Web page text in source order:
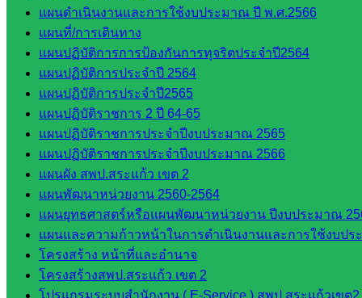
แผนดำเนินงานและการใช้งบประมาณ ปี พ.ศ.2566
แผนที่/การเดินทาง
แผนปฏิบัติการการป้องกันการทุจริตประจำปี2564
แผนปฏิบัติการประจำปี 2564
แผนปฏิบัติการประจำปี2565
แผนปฏิบัติราชการ 2 ปี 64-65
แผนปฏิบัติราชการประจำปีงบประมาณ 2565
แผนปฏิบัติราชการประจำปีงบประมาณ 2566
แผนผัง สพป.สระแก้ว เขต 2
แผนพัฒนาหน่วยงาน 2560-2564
แผนยุทธศาสตร์หรือแผนพัฒนาหน่วยงาน ปีงบประมาณ
แผนและความก้าวหน้าในการดำเนินงานและการใช้งบป
โครงสร้าง หน้าที่และอำนาจ
โครงสร้างสพป.สระแก้ว เขต 2
โปรแกรมระบบสำนักงาน ( E-Service ) สพป.สระแก้วเขต2
กลุ่
มอำนวย
กลุ่ม
บริหาร
งานงาน
เงินและ
สินทรัพย์
กลุ่มน
และแผน
กลุ่มส่ง
เสริมการ
จัดการ